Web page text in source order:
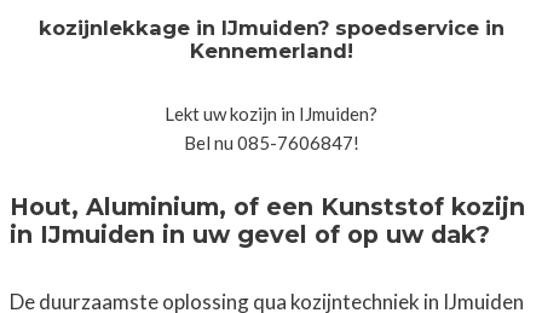
kozijnlekkage in IJmuiden? spoedservice in
Kennemerland!
Lekt uw kozijn in IJmuiden?
Bel nu 085-7606847!
Hout, Aluminium, of een Kunststof kozijn
in IJmuiden in uw gevel of op uw dak?
De duurzaamste oplossing qua kozijntechniek in IJmuiden